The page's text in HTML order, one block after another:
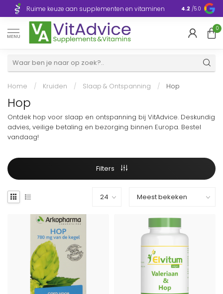
Ruime keuze aan supplementen en vitaminen Europa
4.2 /5.0
MENU
0
Home / Kruiden / Slaap & Ontspanning / Hop
Hop
Ontdek hop voor slaap en ontspanning bij VitAdvice. Deskundig
advies, veilige betaling en bezorging binnen Europa. Bestel
vandaag!
Filters